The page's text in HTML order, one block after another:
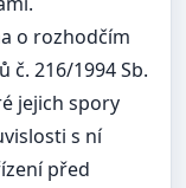
o rozhodčím
č. 216/1994 Sb.
jejich spory
s ní
před